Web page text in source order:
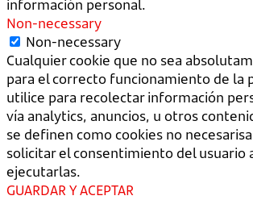
información personal.
Non-necessary
Non-necessary
Cualquier cookie que no sea
para el correcto funcionamiento de la
utilice para recolectar información
vía analytics, anuncios, u otros
se definen como cookies no
solicitar el consentimiento del usuario
ejecutarlas.
GUARDAR Y ACEPTAR